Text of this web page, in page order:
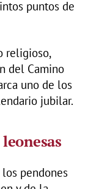
puntos de
religioso,
del Camino
uno de los
jubilar.
pendones